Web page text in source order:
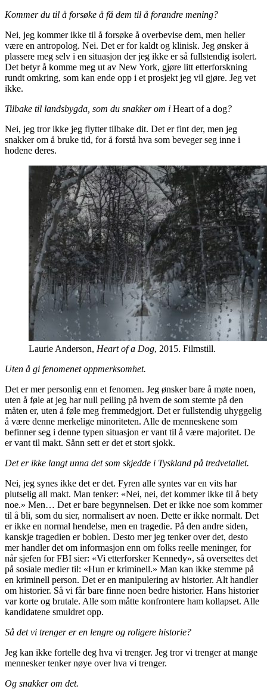
Kommer du til å forsøke å få dem til å forandre mening?
Nei, jeg kommer ikke til å forsøke å overbevise dem, men heller
være en antropolog. Nei. Det er for kaldt og klinisk. Jeg ønsker å
plassere meg selv i en situasjon der jeg ikke er så fullstendig isolert.
Det betyr å komme meg ut av New York, gjøre litt etterforskning
rundt omkring, som kan ende opp i et prosjekt jeg vil gjøre. Jeg vet
ikke.
Tilbake til landsbygda, som du snakker om i Heart of a dog?
Nei, jeg tror ikke jeg flytter tilbake dit. Det er fint der, men jeg
snakker om å bruke tid, for å forstå hva som beveger seg inne i
hodene deres.
Laurie Anderson, Heart of a Dog, 2015. Filmstill.
Uten å gi fenomenet oppmerksomhet.
Det er mer personlig enn et fenomen. Jeg ønsker bare å møte noen,
uten å føle at jeg har null peiling på hvem de som stemte på den
måten er, uten å føle meg fremmedgjort. Det er fullstendig uhyggelig
å være denne merkelige minoriteten. Alle de menneskene som
befinner seg i denne typen situasjon er vant til å være majoritet. De
er vant til makt. Sånn sett er det et stort sjokk.
Det er ikke langt unna det som skjedde i Tyskland på tredvetallet.
Nei, jeg synes ikke det er det. Fyren alle syntes var en vits har
plutselig all makt. Man tenker: «Nei, nei, det kommer ikke til å bety
noe.» Men… Det er bare begynnelsen. Det er ikke noe som kommer
til å bli, som du sier, normalisert av noen. Dette er ikke normalt. Det
er ikke en normal hendelse, men en tragedie. På den andre siden,
kanskje tragedien er boblen. Desto mer jeg tenker over det, desto
mer handler det om informasjon enn om folks reelle meninger, for
når sjefen for FBI sier: «Vi etterforsker Kennedy», så oversettes det
på sosiale medier til: «Hun er kriminell.» Man kan ikke stemme på
en kriminell person. Det er en manipulering av historier. Alt handler
om historier. Så vi får bare finne noen bedre historier. Hans historier
var korte og brutale. Alle som måtte konfrontere ham kollapset. Alle
kandidatene smuldret opp.
Så det vi trenger er en lengre og roligere historie?
Jeg kan ikke fortelle deg hva vi trenger. Jeg tror vi trenger at mange
mennesker tenker nøye over hva vi trenger.
Og snakker om det.